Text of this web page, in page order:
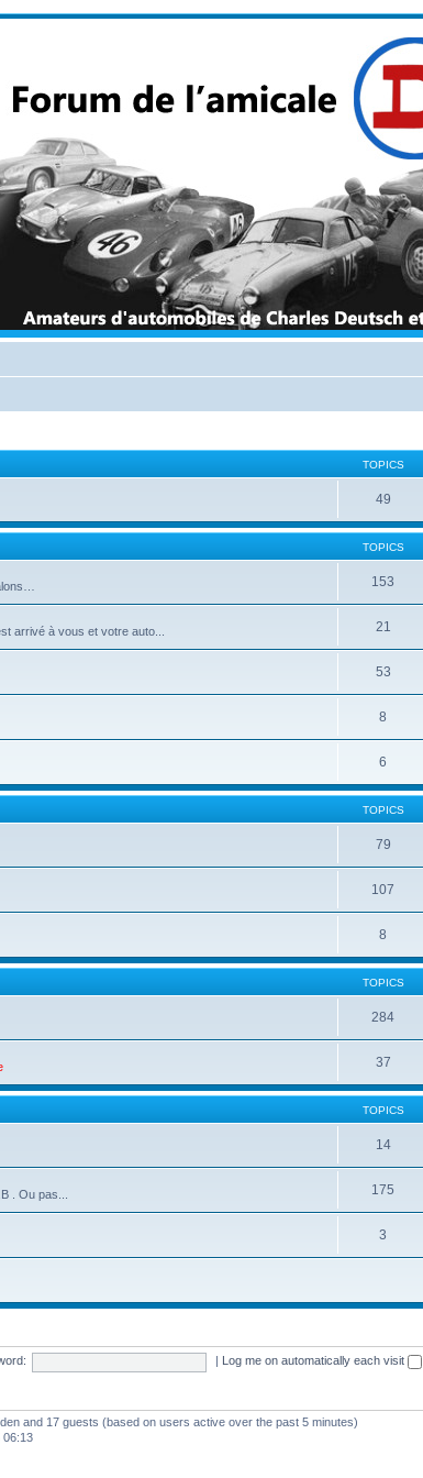
TOPICS
49
TOPICS
153
arrivé à vous et votre auto... 21
53
8
6
TOPICS
79
107
8
TOPICS
284
37
TOPICS
14
. Ou pas... 175
3
Log me on automatically each visit
and 17 guests (based on users active over the past 5 minutes)
06:13